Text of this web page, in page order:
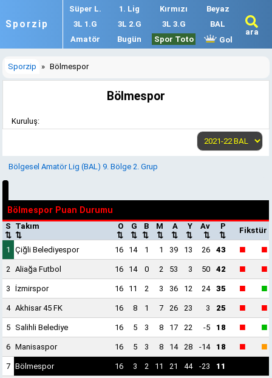
Sporzip
Süper L. 1. Lig Kırmızı
Beyaz
3L 1.G
3L 2.G 3L 3.G
BAL
Amatör
Bugün Spor Toto Gol
ara
Sporzip » Bölmespor
Bölmespor
Kuruluş:
Bölgesel Amatör Lig (BAL) 9. Bölge 2. Grup
Bölmespor Puan Durumu
S
⇅
Takım
⇅
O
⇅
G
⇅
B
⇅
M
⇅
A
⇅
Y
⇅
Av
⇅
P
⇅
Fikstür
1 Çiğli Belediyespor 16 14 1 1 39 13 26 43 ■ ■
2 Aliağa Futbol 16 14 0 2 53 3 50 42 ■ ■
3 İzmirspor 16 11 2 3 36 12 24 35 ■ ■
4 Akhisar 45 FK 16 8 1 7 26 23 3 25 ■ ■
5 Salihli Belediye 16 5 3 8 17 22 -5 18 ■ ■
6 Manisaspor 16 5 3 8 14 28 -14 18 ■ ■
7 Bölmespor 16 3 2 11 21 44 -23 11